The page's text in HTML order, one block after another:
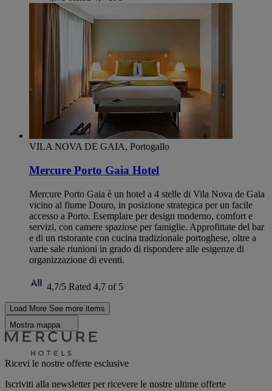
VILA NOVA DE GAIA, Portogallo
Mercure Porto Gaia Hotel
Mercure Porto Gaia è un hotel a 4 stelle di Vila Nova de Gaia
vicino al fiume Douro, in posizione strategica per un facile
accesso a Porto. Esemplare per design moderno, comfort e
servizi, con camere spaziose per famiglie. Approfittate del bar
e di un ristorante con cucina tradizionale portoghese, oltre a
varie sale riunioni in grado di rispondere alle esigenze di
organizzazione di eventi.
4,7/5 Rated 4,7 of 5
Load More See more items
Mostra mappa
Ricevi le nostre offerte esclusive
Iscriviti alla newsletter per ricevere le nostre ultime offerte